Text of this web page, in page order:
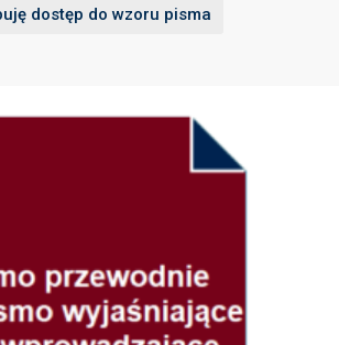
dostęp do wzoru pisma